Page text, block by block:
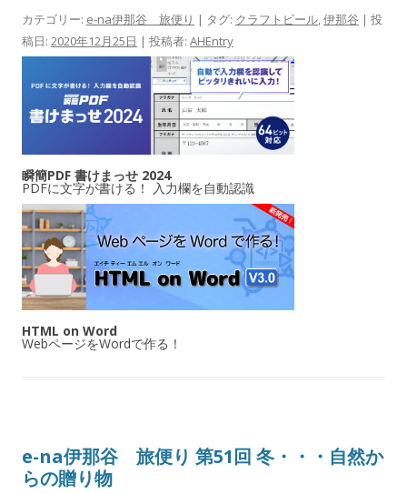
カテゴリー: e-na伊那谷 旅便り | タグ: クラフトビール,伊那谷 | 投
稿日: 2020年12月25日 | 投稿者: AHEntry
瞬簡PDF 書けまっせ 2024
PDFに文字が書ける！ 入力欄を自動認識
HTML on Word
WebページをWordで作る！
e-na伊那谷 旅便り 第51回 冬・・・自然か
らの贈り物